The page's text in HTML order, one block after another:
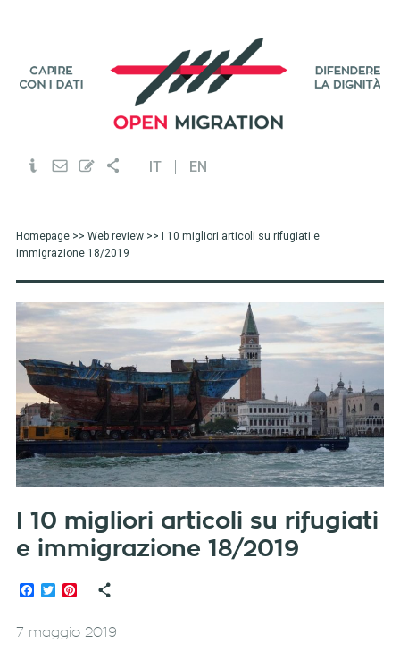
IT EN
Homepage>> Web review>> I 10 migliori articoli su rifugiati e
immigrazione 18/2019
I 10 migliori articoli su rifugiati
e immigrazione 18/2019
Facebook
TwitterPinterest
7 maggio 2019